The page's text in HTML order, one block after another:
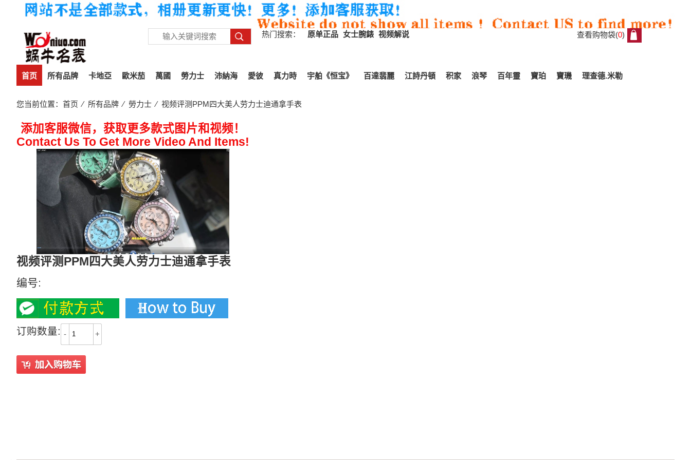
热门搜索： 原单正品 女士腕錶 视频解说 查看购物袋(0)
首页 所有品牌 卡地亞 歐米茄 萬國 勞力士 沛納海 愛彼 真力時 宇舶《恒宝》 百達翡麗 江詩丹頓 积家 浪琴 百年靈 寶珀 寶璣 理查德.米勒
您当前位置： 首页 ⁄ 所有品牌 ⁄ 勞力士 ⁄ 视频评测PPM四大美人劳力士迪通拿手表
添加客服微信，获取更多款式图片和视频！
Contact Us To Get More Video And Items!
视频评测PPM四大美人劳力士迪通拿手表
编号:
订购数量: - +